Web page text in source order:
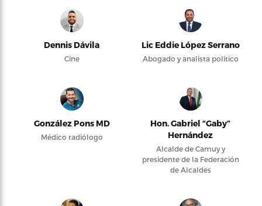
Dennis Dávila
Cine
Lic Eddie López Serrano
Abogado y analista político
González Pons MD
Médico radiólogo
Hon. Gabriel “Gaby”
Hernández
Alcalde de Camuy y
presidente de la Federación
de Alcaldes